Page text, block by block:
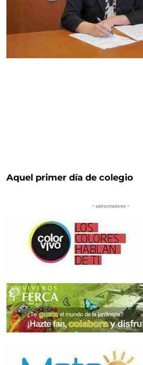
Aquel primer día de colegio
– patrocinadores –